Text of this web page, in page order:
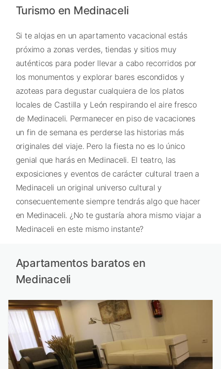
Turismo en Medinaceli
Si te alojas en un apartamento vacacional estás
próximo a zonas verdes, tiendas y sitios muy
auténticos para poder llevar a cabo recorridos por
los monumentos y explorar bares escondidos y
azoteas para degustar cualquiera de los platos
locales de Castilla y León respirando el aire fresco
de Medinaceli. Permanecer en piso de vacaciones
un fin de semana es perderse las historias más
originales del viaje. Pero la fiesta no es lo único
genial que harás en Medinaceli. El teatro, las
exposiciones y eventos de carácter cultural traen a
Medinaceli un original universo cultural y
consecuentemente siempre tendrás algo que hacer
en Medinaceli. ¿No te gustaría ahora mismo viajar a
Medinaceli en este mismo instante?
Apartamentos baratos en
Medinaceli